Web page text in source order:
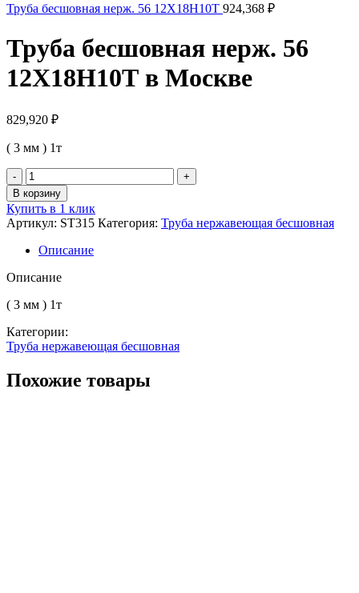
Труба бесшовная нерж. 56 12Х18Н10Т 924,368 ₽
Труба бесшовная нерж. 56
12Х18Н10Т в Москве
829,920 ₽
( 3 мм ) 1т
Количество
товара
Труба
бесшовная
нерж.
56
12Х18Н10Т
В корзину
Купить в 1 клик
Артикул: ST315 Категория: Труба нержавеющая бесшовная
Описание
Описание
( 3 мм ) 1т
Категории:
Труба нержавеющая бесшовная
Похожие товары